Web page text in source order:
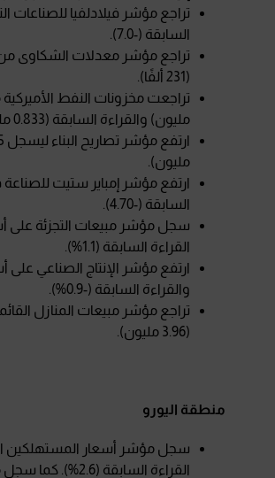
السابقة (-7.0).
(231 ألفًا).
مليون) والقراءة السابقة (0.833 مليون)
مليون).
السابقة (-4.70).
القراءة السابقة (1.1%).
والقراءة السابقة (-0.9%).
(3.96 مليون).
منطقة اليورو
القراءة